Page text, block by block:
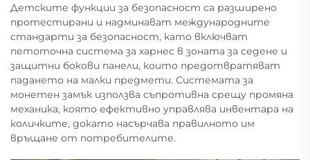
Детските функции за безопасност са разширено
протестирани и надминават международните
стандарти за безопасност, като включват
петоточна система за харнес в зоната за седене и
защитни бокови панели, които предотвратяват
падането на малки предмети. Системата за
монетен замък използва съпротивна срещу промяна
механика, която ефективно управлява инвентара на
количките, докато насърчава правилното им
връщане от потребителите.